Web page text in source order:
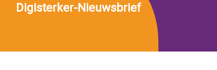
Digisterker-Nieuwsbrief